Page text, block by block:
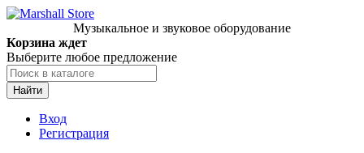
Музыкальное и звуковое оборудование
Корзина ждет
Выберите любое предложение
Найти
Вход
Регистрация